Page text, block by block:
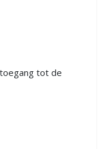
tot de